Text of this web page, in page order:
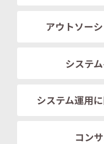
アウトソー
システ
システム運用
コン